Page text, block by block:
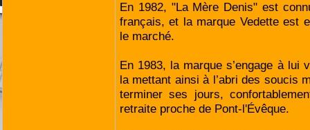
En 1982, "La Mère Denis" est
français, et la marque Vedette est
le marché.
En 1983, la marque s’engage à lui
la mettant ainsi à l’abri des soucis
terminer ses jours,
retraite proche de Pont-l'Évêque.